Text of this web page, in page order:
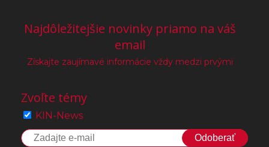
Najdôležitejšie novinky priamo na váš
email
Získajte zaujímavé informácie vždy medzi prvými
Zvoľte témy
KIN-News
Odoberať